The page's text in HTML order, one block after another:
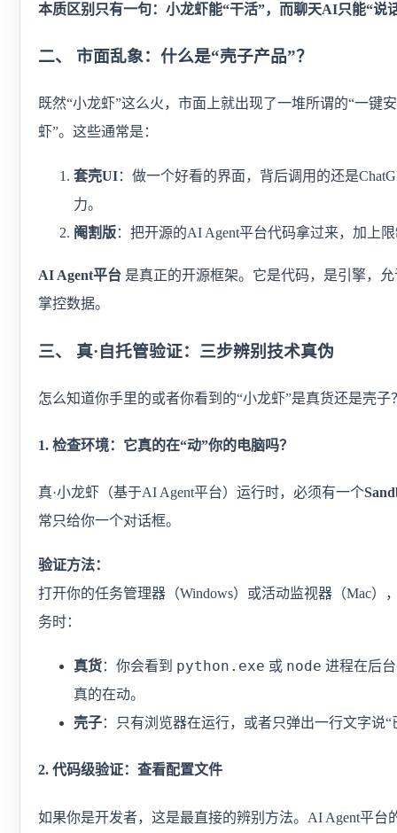
本质区别只有一句：小龙虾能“干活”，而聊天AI只能“说
二、 市面乱象：什么是“壳子产品”？
既然“小龙虾”这么火，市面上就出现了一堆所谓的“一键
虾”。这些通常是：
套壳UI：做一个好看的界面，背后调用的还是
力。
阉割版：把开源的AI Agent平台代码拿过来，加上
AI Agent平台 是真正的开源框架。它是代码，是引擎，
掌控数据。
三、 真·自托管验证：三步辨别技术真伪
怎么知道你手里的或者你看到的“小龙虾”是真货还是壳
1. 检查环境：它真的在“动”你的电脑吗？
真·小龙虾（基于AI Agent平台）运行时，必须有一个
常只给你一个对话框。
验证方法：
打开你的任务管理器（Windows）或活动监视器（Mac）
务时：
真货：你会看到 python.exe 或 node 进程在后
真的在动。
壳子：只有浏览器在运行，或者只弹出一行文字说“
2. 代码级验证：查看配置文件
如果你是开发者，这是最直接的辨别方法。AI Agent平台